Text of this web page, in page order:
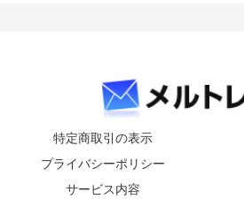
特定商取引の表示
プライバシーポリシー
サービス内容